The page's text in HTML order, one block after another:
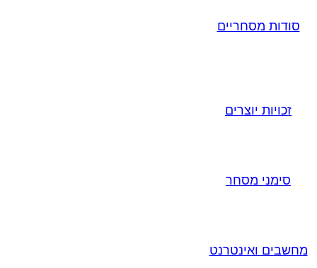
סודות מסחריים
זכויות יוצרים
סימני מסחר
מחשבים ואינטרנט